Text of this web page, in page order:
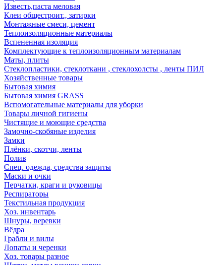
Известь,паста меловая
Клеи общестроит., затирки
Монтажные смеси, цемент
Теплоизоляционные материалы
Вспененная изоляция
Комплектующие к теплоизоляционным материалам
Маты, плиты
Стеклопластики, стеклоткани , стеклохолсты , ленты ПИЛ
Хозяйственные товары
Бытовая химия
Бытовая химия GRASS
Вспомогательные материалы для уборки
Товары личной гигиены
Чистящие и моющие средства
Замочно-скобяные изделия
Замки
Плёнки, скотчи, ленты
Полив
Спец. одежда, средства защиты
Маски и очки
Перчатки, краги и руковицы
Респираторы
Текстильная продукция
Хоз. инвентарь
Шнуры, веревки
Вёдра
Грабли и вилы
Лопаты и черенки
Хоз. товары разное